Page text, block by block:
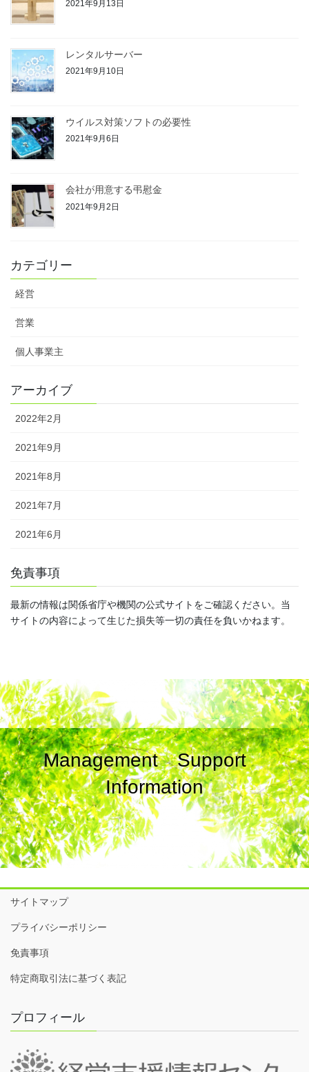
2021年9月13日
レンタルサーバー
2021年9月10日
ウイルス対策ソフトの必要性
2021年9月6日
会社が用意する弔慰金
2021年9月2日
カテゴリー
経営
営業
個人事業主
アーカイブ
2022年2月
2021年9月
2021年8月
2021年7月
2021年6月
免責事項
最新の情報は関係省庁や機関の公式サイトをご確認ください。当
サイトの内容によって生じた損失等一切の責任を負いかねます。
Management Support
Information
サイトマップ
プライバシーポリシー
免責事項
特定商取引法に基づく表記
プロフィール